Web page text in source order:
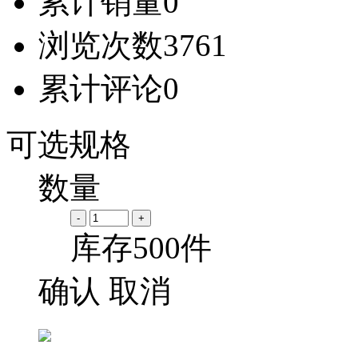
浏览次数3761
累计评论0
可选规格
数量
- +
库存500件
确认 取消